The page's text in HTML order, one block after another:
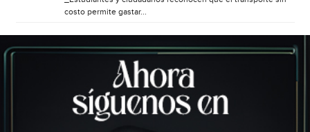
costo permite gastar...